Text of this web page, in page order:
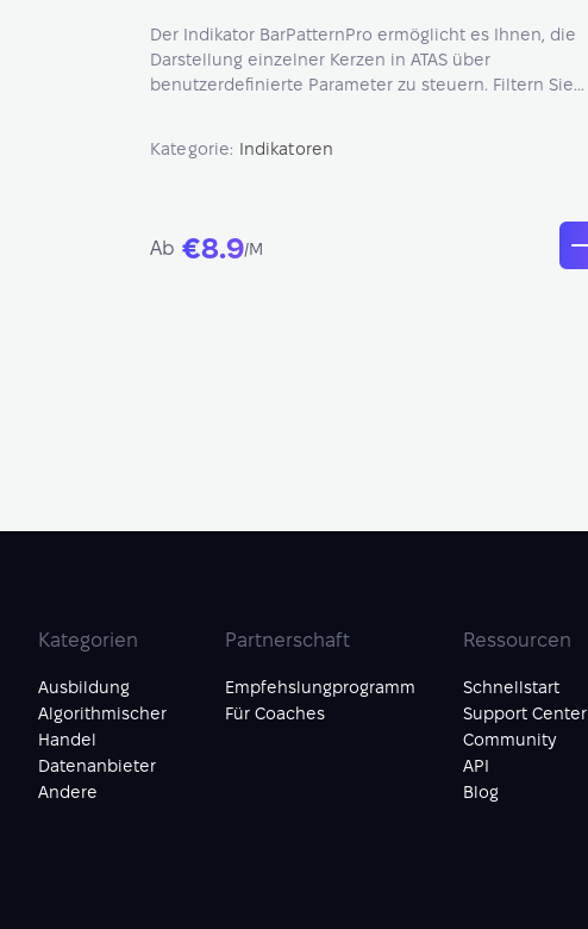
Der Indikator BarPatternPro ermöglicht es Ihnen, die
Darstellung einzelner Kerzen in ATAS über
benutzerdefinierte Parameter zu steuern. Filtern Sie
Kategorie: Indikatoren
Ab €8.9/M
Kategorien
Ausbildung
Algorithmischer
Handel
Datenanbieter
Andere
Partnerschaft
Empfehslungprogramm
Für Coaches
Ressourcen
Schnellstart
Support Center
Community
API
Blog